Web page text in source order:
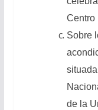
Centro
Sobre
de la